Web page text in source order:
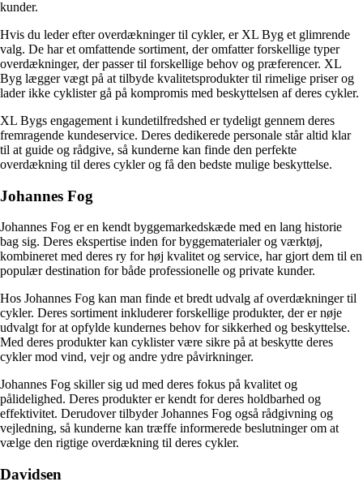
kunder.
Hvis du leder efter overdækninger til cykler, er XL Byg et glimrende
valg. De har et omfattende sortiment, der omfatter forskellige typer
overdækninger, der passer til forskellige behov og præferencer. XL
Byg lægger vægt på at tilbyde kvalitetsprodukter til rimelige priser og
lader ikke cyklister gå på kompromis med beskyttelsen af deres cykler.
XL Bygs engagement i kundetilfredshed er tydeligt gennem deres
fremragende kundeservice. Deres dedikerede personale står altid klar
til at guide og rådgive, så kunderne kan finde den perfekte
overdækning til deres cykler og få den bedste mulige beskyttelse.
Johannes Fog
Johannes Fog er en kendt byggemarkedskæde med en lang historie
bag sig. Deres ekspertise inden for byggematerialer og værktøj,
kombineret med deres ry for høj kvalitet og service, har gjort dem til en
populær destination for både professionelle og private kunder.
Hos Johannes Fog kan man finde et bredt udvalg af overdækninger til
cykler. Deres sortiment inkluderer forskellige produkter, der er nøje
udvalgt for at opfylde kundernes behov for sikkerhed og beskyttelse.
Med deres produkter kan cyklister være sikre på at beskytte deres
cykler mod vind, vejr og andre ydre påvirkninger.
Johannes Fog skiller sig ud med deres fokus på kvalitet og
pålidelighed. Deres produkter er kendt for deres holdbarhed og
effektivitet. Derudover tilbyder Johannes Fog også rådgivning og
vejledning, så kunderne kan træffe informerede beslutninger om at
vælge den rigtige overdækning til deres cykler.
Davidsen